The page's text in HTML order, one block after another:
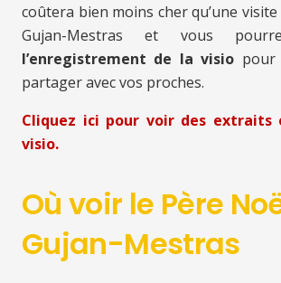
coûtera bien moins cher qu’une
Gujan-Mestras et vous
l’enregistrement de la visio
partager avec vos proches.
Cliquez ici pour voir des extraits
visio.
Où voir le Père
Gujan-Mestras